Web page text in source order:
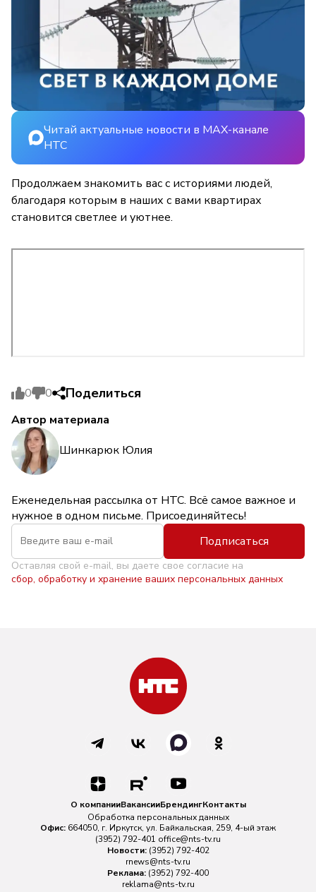
Читай актуальные новости в MAX-канале
НТС
Продолжаем знакомить вас с историями людей,
благодаря которым в наших с вами квартирах
становится светлее и уютнее.
0 0 Поделиться
Автор материала
Шинкарюк Юлия
Еженедельная рассылка от НТС. Всё самое важное и
нужное в одном письме. Присоединяйтесь!
Подписаться
Оставляя свой e-mail, вы даете свое согласие на
сбор, обработку и хранение ваших персональных данных
О компанииВакансииБрендингКонтакты
Обработка персональных данных
Офис: 664050, г. Иркутск, ул. Байкальская, 259, 4-ый этаж
(3952) 792-401 office@nts-tv.ru
Новости: (3952) 792-402
rnews@nts-tv.ru
Реклама: (3952) 792-400
reklama@nts-tv.ru